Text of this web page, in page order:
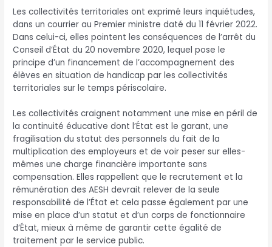
Les collectivités territoriales ont exprimé leurs inquiétudes,
dans un courrier au Premier ministre daté du 11 février 2022.
Dans celui-ci, elles pointent les conséquences de l’arrêt du
Conseil d’État du 20 novembre 2020, lequel pose le
principe d’un financement de l’accompagnement des
élèves en situation de handicap par les collectivités
territoriales sur le temps périscolaire.
Les collectivités craignent notamment une mise en péril de
la continuité éducative dont l’État est le garant, une
fragilisation du statut des personnels du fait de la
multiplication des employeurs et de voir peser sur elles-
mêmes une charge financière importante sans
compensation. Elles rappellent que le recrutement et la
rémunération des AESH devrait relever de la seule
responsabilité de l’État et cela passe également par une
mise en place d’un statut et d’un corps de fonctionnaire
d’État, mieux à même de garantir cette égalité de
traitement par le service public.